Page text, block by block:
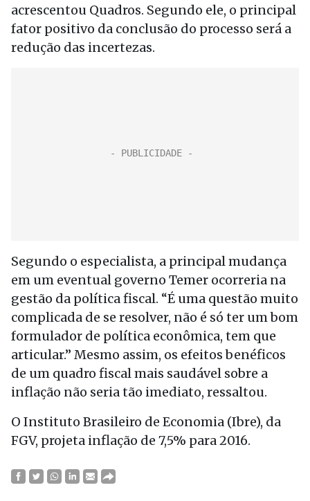
acrescentou Quadros. Segundo ele, o principal
fator positivo da conclusão do processo será a
redução das incertezas.
Segundo o especialista, a principal mudança
em um eventual governo Temer ocorreria na
gestão da política fiscal. “É uma questão muito
complicada de se resolver, não é só ter um bom
formulador de política econômica, tem que
articular.” Mesmo assim, os efeitos benéficos
de um quadro fiscal mais saudável sobre a
inflação não seria tão imediato, ressaltou.
O Instituto Brasileiro de Economia (Ibre), da
FGV, projeta inflação de 7,5% para 2016.